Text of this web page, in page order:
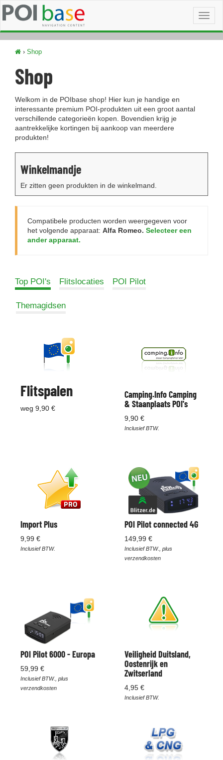
› Shop
Shop
Welkom in de POIbase shop! Hier kun je handige en
interessante premium POI-produkten uit een groot aantal
verschillende categorieën kopen. Bovendien krijg je
aantrekkelijke kortingen bij aankoop van meerdere
produkten!
Winkelmandje
Er zitten geen produkten in de winkelmand.
Compatibele producten worden weergegeven voor
het volgende apparaat: Alfa Romeo. Selecteer een
ander apparaat.
Top POI's Flitslocaties POI Pilot
Themagidsen
Flitspalen
weg 9,90 €
Camping.Info Camping
& Staanplaats POI's
9,90 €
Inclusief BTW.
Import Plus
9,99 €
Inclusief BTW.
POI Pilot connected 4G
149,99 €
Inclusief BTW., plus
verzendkosten
POI Pilot 6000 - Europa
59,99 €
Inclusief BTW., plus
verzendkosten
Veiligheid Duitsland,
Oostenrijk en
Zwitserland
4,95 €
Inclusief BTW.